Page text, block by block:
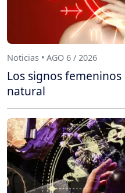
Noticias • AGO 6 / 2026
Los signos
natural